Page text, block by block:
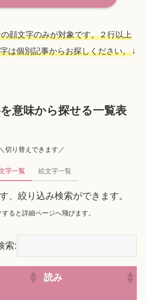
顔文字のみが対象です。２行以上
は個別記事からお探しください。↓
意味から探せる一覧表
切り替えできます／
字一覧 絵文字一覧
、絞り込み検索ができます。
ると詳細ページへ飛びます。
索:
読み